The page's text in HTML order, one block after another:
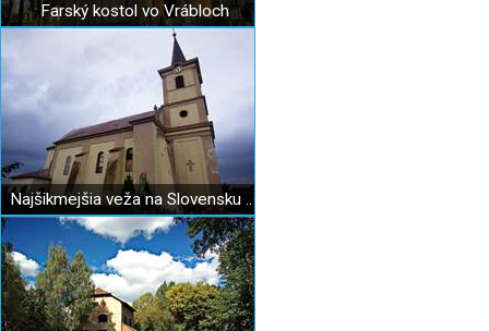
Farský kostol vo Vrábloch
Najšikmejšia veža na Slovensku (Kostol sv. Martina v Ivanke pri Nitre)